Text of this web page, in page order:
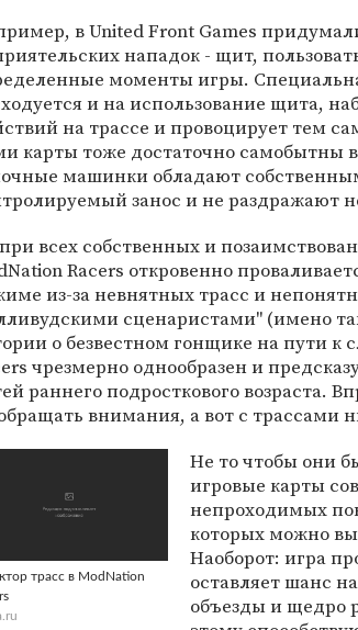
в United Front Games
нападок - щит,
моменты игры.
и на использование щита,
на трассе и провоцирует тем
карты тоже достаточно самобытны
машинки обладают
занос и не раздражают
всех собственных и
Racers откровенно
из-за невнятных трасс и
сценаристами" (имено
о безвестном гонщике на пути
чрезмерно однообразен и
раннего подросткового возраста.
внимания, а вот с трассами
трасс в ModNation
Не то чтобы они
игровые карты
непроходимых
которых можно
Наоборот: игра
оставляет шанс
объезды и щедро